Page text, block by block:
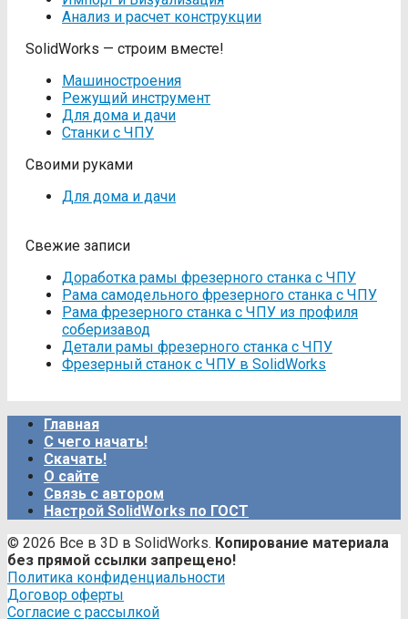
Анализ и расчет конструкции
SolidWorks — строим вместе!
Машиностроения
Режущий инструмент
Для дома и дачи
Станки с ЧПУ
Своими руками
Для дома и дачи
Свежие записи
Доработка рамы фрезерного станка с ЧПУ
Рама самодельного фрезерного станка с ЧПУ
Рама фрезерного станка c ЧПУ из профиля
соберизавод
Детали рамы фрезерного станка с ЧПУ
Фрезерный станок с ЧПУ в SolidWorks
Главная
С чего начать!
Скачать!
О сайте
Связь с автором
Настрой SolidWorks по ГОСТ
© 2026 Все в 3D в SolidWorks. Копирование материала
без прямой ссылки запрещено!
Политика конфиденциальности
Договор оферты
Согласие с рассылкой